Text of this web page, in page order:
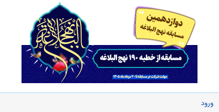
ورود